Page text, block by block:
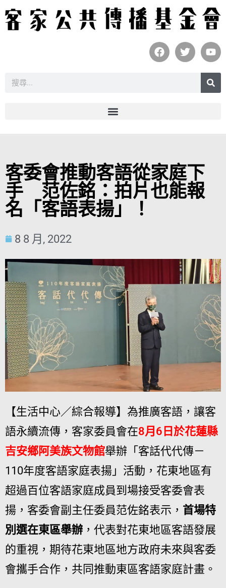
客委會推動客語從家庭下
手 范佐銘：拍片也能報
名「客語表揚」！
8 8 月, 2022
【生活中心／綜合報導】為推廣客語，讓客
語永續流傳，客家委員會在8月6日於花蓮縣
吉安鄉阿美族文物館舉辦「客話代代傳－
110年度客語家庭表揚」活動，花東地區有
超過百位客語家庭成員到場接受客委會表
揚，客委會副主任委員范佐銘表示， 首場特
別選在東區舉辦 ，代表對花東地區客語發展
的重視，期待花東地區地方政府未來與客委
會攜手合作，共同推動東區客語家庭計畫。